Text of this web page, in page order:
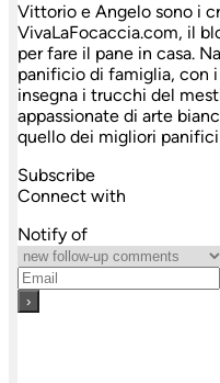
Vittorio e Angelo sono i
VivaLaFocaccia.com, il
per fare il pane in casa.
panificio di famiglia, con
insegna i trucchi del
appassionate di arte
quello dei migliori
Subscribe
Connect with
Notify of